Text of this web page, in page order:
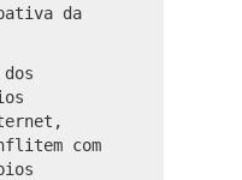
da
com